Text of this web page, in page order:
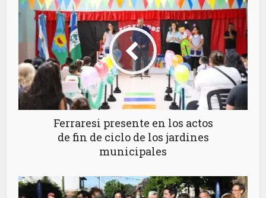
Ferraresi presente en los actos
de fin de ciclo de los jardines
municipales